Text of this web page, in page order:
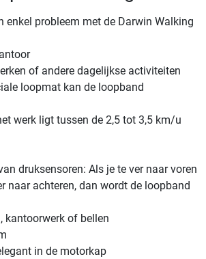
enkel probleem met de Darwin Walking
of andere dagelijkse activiteiten
loopmat kan de loopband
werk ligt tussen de 2,5 tot 3,5 km/u
druksensoren: Als je te ver naar voren
naar achteren, dan wordt de loopband
kantoorwerk of bellen
in de motorkap